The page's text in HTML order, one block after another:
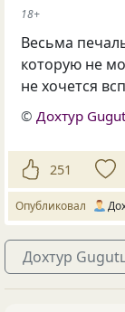
18+
Весьма
которую не
не хочется
© Дохтур
251
Опубликовал
Дохтур